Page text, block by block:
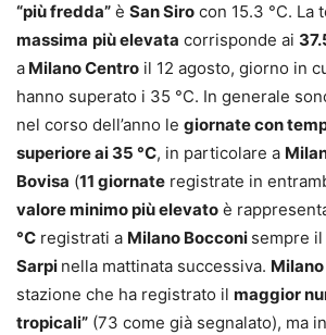
“più fredda” è San Siro con 15.3 °C. La
massima più elevata corrisponde ai
a Milano Centro il 12 agosto, giorno in
hanno superato i 35 °C. In generale
nel corso dell’anno le giornate con
superiore ai 35 °C, in particolare a
Bovisa (11 giornate registrate in
valore minimo più elevato è
°C registrati a Milano Bocconi sempre il
Sarpi nella mattinata successiva.
stazione che ha registrato il maggior
tropicali” (73 come già segnalato), ma